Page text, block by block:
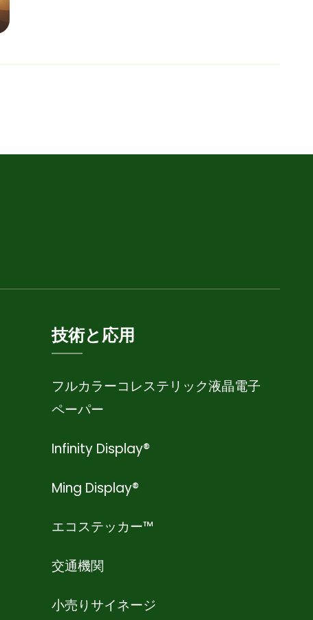
技術と応用
フルカラーコレステリック液晶電子
ペーパー
Infinity Display®
Ming Display®
エコステッカー™
交通機関
小売りサイネージ